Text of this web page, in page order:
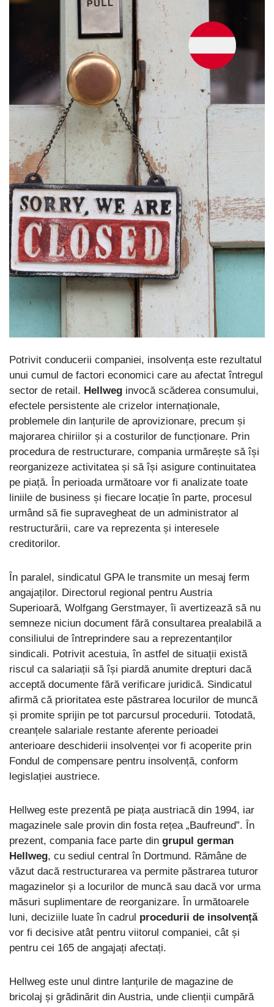
Potrivit conducerii companiei, insolvența este rezultatul
unui cumul de factori economici care au afectat întregul
sector de retail. Hellweg invocă scăderea consumului,
efectele persistente ale crizelor internaționale,
problemele din lanțurile de aprovizionare, precum și
majorarea chiriilor și a costurilor de funcționare. Prin
procedura de restructurare, compania urmărește să își
reorganizeze activitatea și să își asigure continuitatea
pe piață. În perioada următoare vor fi analizate toate
liniile de business și fiecare locație în parte, procesul
urmând să fie supravegheat de un administrator al
restructurării, care va reprezenta și interesele
creditorilor.
În paralel, sindicatul GPA le transmite un mesaj ferm
angajaților. Directorul regional pentru Austria
Superioară, Wolfgang Gerstmayer, îi avertizează să nu
semneze niciun document fără consultarea prealabilă a
consiliului de întreprindere sau a reprezentanților
sindicali. Potrivit acestuia, în astfel de situații există
riscul ca salariații să își piardă anumite drepturi dacă
acceptă documente fără verificare juridică. Sindicatul
afirmă că prioritatea este păstrarea locurilor de muncă
și promite sprijin pe tot parcursul procedurii. Totodată,
creanțele salariale restante aferente perioadei
anterioare deschiderii insolvenței vor fi acoperite prin
Fondul de compensare pentru insolvență, conform
legislației austriece.
Hellweg este prezentă pe piața austriacă din 1994, iar
magazinele sale provin din fosta rețea „Baufreund”. În
prezent, compania face parte din grupul german
Hellweg, cu sediul central în Dortmund. Rămâne de
văzut dacă restructurarea va permite păstrarea tuturor
magazinelor și a locurilor de muncă sau dacă vor urma
măsuri suplimentare de reorganizare. În următoarele
luni, deciziile luate în cadrul procedurii de insolvență
vor fi decisive atât pentru viitorul companiei, cât și
pentru cei 165 de angajați afectați.
Hellweg este unul dintre lanțurile de magazine de
bricolaj și grădinărit din Austria, unde clienții cumpără